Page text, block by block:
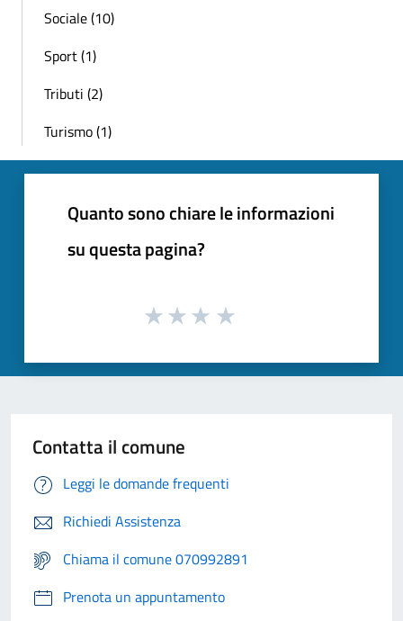
Sociale (10)
Sport (1)
Tributi (2)
Turismo (1)
Quanto sono chiare le informazioni
su questa pagina?
Contatta il comune
Leggi le domande frequenti
Richiedi Assistenza
Chiama il comune 070992891
Prenota un appuntamento